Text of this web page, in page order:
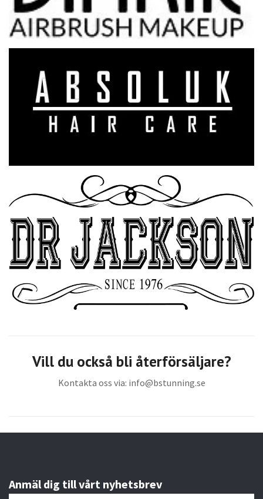
Vill du också bli återförsäljare?
Kontakta oss via: info@bstunning.se
Anmäl dig till vårt nyhetsbrev